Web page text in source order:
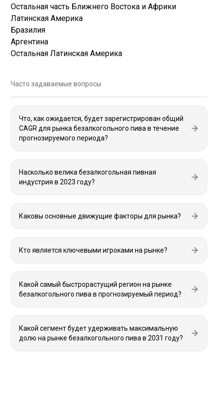
Остальная часть Ближнего Востока и Африки
Латинская Америка
Бразилия
Аргентина
Остальная Латинская Америка
Часто задаваемые вопросы
Что, как ожидается, будет зарегистрирован общий
CAGR для рынка безалкогольного пива в течение
прогнозируемого периода?
Насколько велика безалкогольная пивная
индустрия в 2023 году?
Каковы основные движущие факторы для рынка?
Кто является ключевыми игроками на рынке?
Какой самый быстрорастущий регион на рынке
безалкогольного пива в прогнозируемый период?
Какой сегмент будет удерживать максимальную
долю на рынке безалкогольного пива в 2031 году?